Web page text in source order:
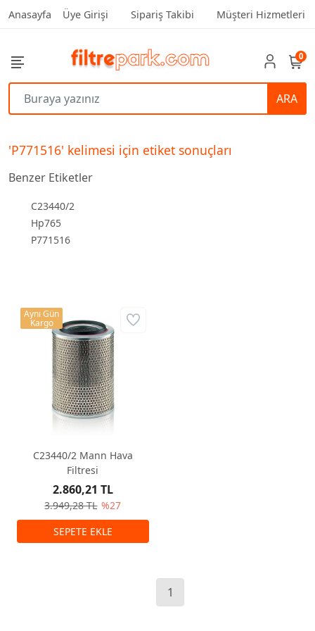
Anasayfa Üye Girişi Sipariş Takibi Müşteri Hizmetleri
ARA
0
'P771516' kelimesi için etiket sonuçları
Benzer Etiketler
C23440/2
Hp765
P771516
C23440/2 Mann Hava
Filtresi
3.949,28 TL %27
2.860,21 TL
Aynı Gün
Kargo
1